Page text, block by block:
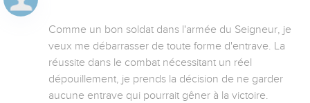
Comme un bon soldat dans l'armée du Seigneur, je
veux me débarrasser de toute forme d'entrave. La
réussite dans le combat nécessitant un réel
dépouillement, je prends la décision de ne garder
aucune entrave qui pourrait gêner à la victoire.